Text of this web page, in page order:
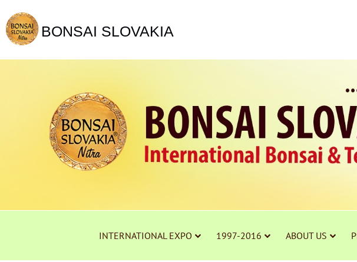
BONSAI SLOVAKIA
INTERNATIONAL EXPO 1997-2016 ABOUT US